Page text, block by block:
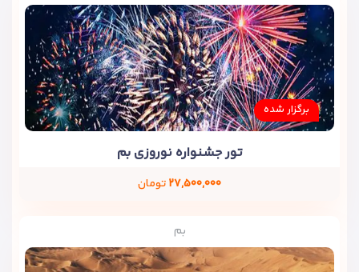
برگزار شده
تور جشنواره نوروزی بم
۲۷,۵۰۰,۰۰۰تومان
بم